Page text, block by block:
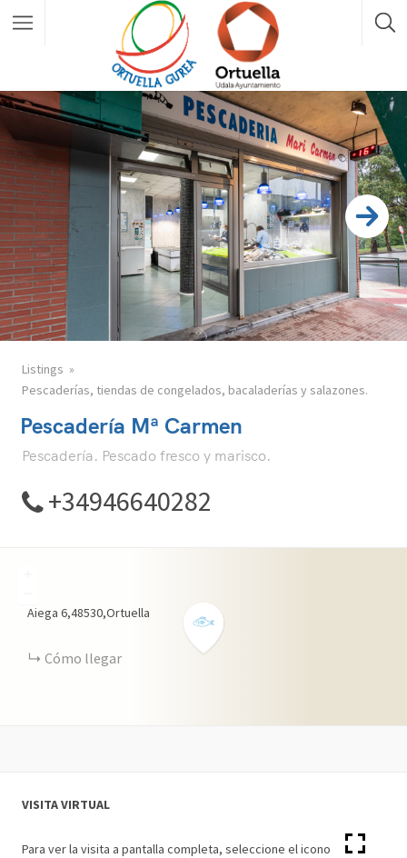
Listings
Pescaderías, tiendas de congelados, bacaladerías y salazones.
Pescadería Mª Carmen
Pescadería. Pescado fresco y marisco.
+34946640282
Aiega 6,48530,Ortuella
Cómo llegar
VISITA VIRTUAL
Para ver la visita a pantalla completa, seleccione el icono